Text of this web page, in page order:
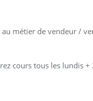
métier de vendeur /
cours tous les lundis +